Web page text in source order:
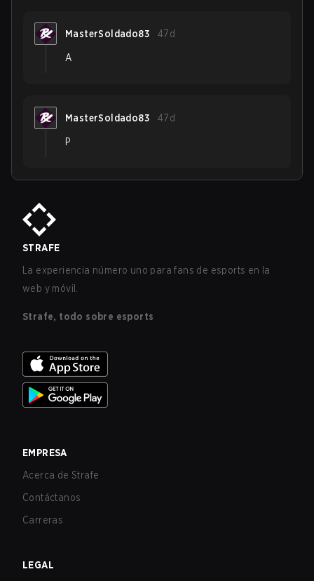
MasterSoldado83 47d
A
MasterSoldado83 47d
P
STRAFE
La experiencia número uno para fans de esports en la
web y móvil.
Strafe, todo sobre esports
EMPRESA
Acerca de Strafe
Contáctanos
Carreras
LEGAL